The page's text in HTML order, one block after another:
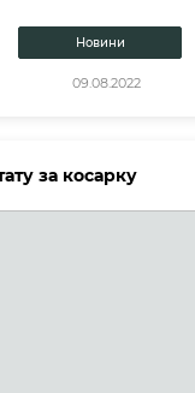
Новини
09.08.2022
за косарку